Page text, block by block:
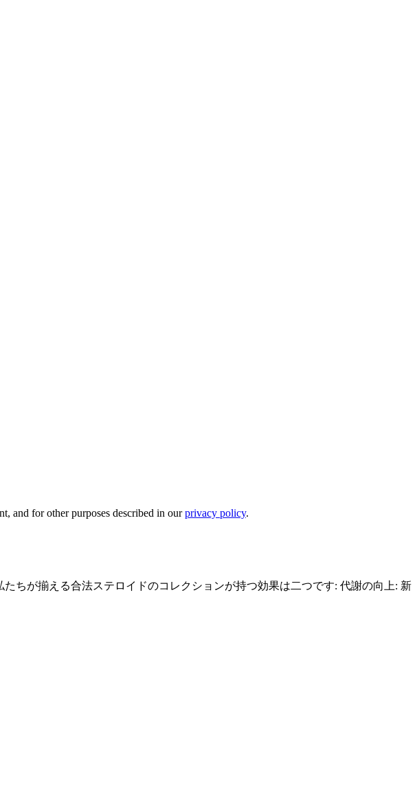
and for other purposes described in ourprivacy policy.
ちが揃える合法ステロイドのコレクションが持つ効果は二つです: 代謝の向上: 新